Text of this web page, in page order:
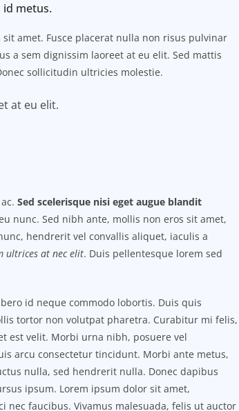
metus.
amet. Fusce placerat nulla non risus pulvinar
a sem dignissim laoreet at eu elit. Sed mattis
sollicitudin ultricies molestie.
at eu elit.
Sed scelerisque nisi eget augue blandit
nunc. Sed nibh ante, mollis non eros sit amet,
hendrerit vel convallis aliquet, iaculis a
ultrices at nec elit. Duis pellentesque lorem sed
id neque commodo lobortis. Duis quis
tortor non volutpat pharetra. Curabitur mi felis,
est velit. Morbi urna nibh, posuere vel
arcu consectetur tincidunt. Morbi ante metus,
nulla, sed hendrerit nulla. Donec dapibus
ipsum. Lorem ipsum dolor sit amet,
nec faucibus. Vivamus malesuada, felis ut auctor